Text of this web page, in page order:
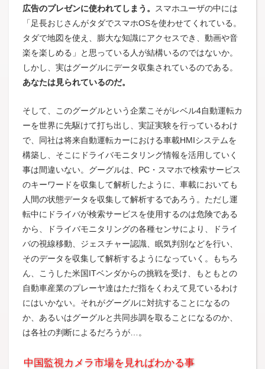
広告のプレゼンに使われてしまう。
スマホユーザの中には
「足長おじさんがタダでスマホOSを使わせてくれている。
タダで地図を使え、膨大な知識にアクセスでき、動画や音
楽を楽しめる」と思っている人が結構いるのではないか。
しかし、実はグーグルにデータ収集されているのである。
あなたは見られているのだ。
そして、このグーグルという企業こそがレベル4自動運転カ
ーを世界に先駆けて打ち出し、実証実験を行っているわけ
で、同社は将来自動運転カーにおける車載HMIシステムを
構築し、そこにドライバモニタリング情報を活用していく
事は間違いない。グーグルは、PC・スマホで検索サービス
のキーワードを収集して解析したように、車載においても
人間の状態データを収集して解析するであろう。ただし運
転中にドライバが検索サービスを使用するのは危険である
から、ドライバモニタリングの各種センサにより、ドライ
バの視線移動、ジェスチャー認識、眠気判別などを行い、
そのデータを収集して解析するようになっていく。もちろ
ん、こうした米国ITベンダからの挑戦を受け、もともとの
自動車産業のプレーヤ達はただ指をくわえて見ているわけ
にはいかない。それがグーグルに対抗することになるの
か、あるいはグーグルと共同歩調を取ることになるのか、
は各社の判断によるだろうが…。
中国監視カメラ市場を見ればわかる事